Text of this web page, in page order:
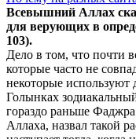
Всевышний Аллах
для верующих в
103).
Дело в том, что почти
которые часто не
некоторые
Голынках
гораздо раньше
Аллаха, назвал такой